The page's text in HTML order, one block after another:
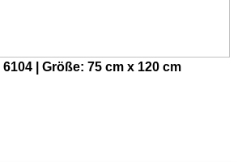
| Größe: 75 cm x 120 cm